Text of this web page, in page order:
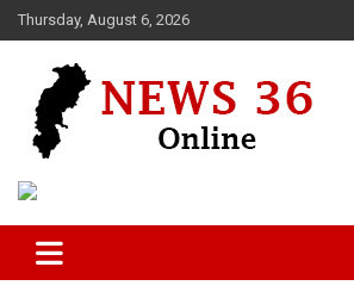
Skip
to
Thursday, August 6, 2026
News 36